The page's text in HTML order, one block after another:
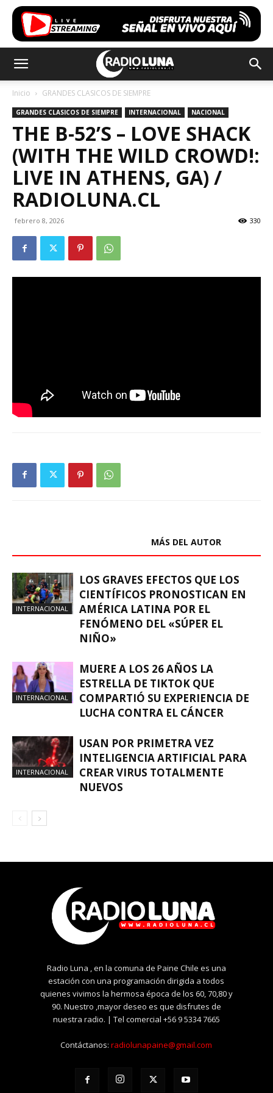
Inicio GRANDES CLASICOS DE SIEMPRE
GRANDES CLASICOS DE SIEMPRE INTERNACIONAL NACIONAL
THE B-52’S – LOVE SHACK
(WITH THE WILD CROWD!:
LIVE IN ATHENS, GA) /
RADIOLUNA.CL
febrero 8, 2026 330
MÁS DEL AUTOR
INTERNACIONAL
LOS GRAVES EFECTOS QUE LOS
CIENTÍFICOS PRONOSTICAN EN
AMÉRICA LATINA POR EL
FENÓMENO DEL «SÚPER EL
NIÑO»
INTERNACIONAL
MUERE A LOS 26 AÑOS LA
ESTRELLA DE TIKTOK QUE
COMPARTIÓ SU EXPERIENCIA DE
LUCHA CONTRA EL CÁNCER
INTERNACIONAL
USAN POR PRIMETRA VEZ
INTELIGENCIA ARTIFICIAL PARA
CREAR VIRUS TOTALMENTE
NUEVOS
Radio Luna , en la comuna de Paine Chile es una
estación con una programación dirigida a todos
quienes vivimos la hermosa época de los 60, 70,80 y
90. Nuestro ,mayor deseo es que disfrutes de
nuestra radio. | Tel comercial +56 9 5334 7665
Contáctanos:radiolunapaine@gmail.com